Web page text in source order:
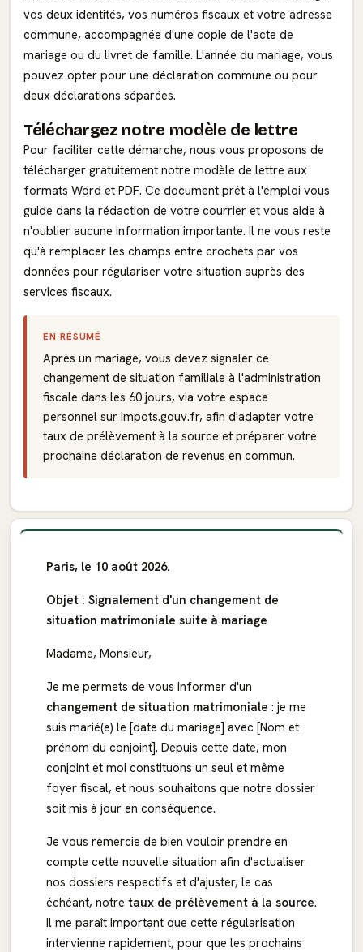
vos deux identités, vos numéros fiscaux et votre adresse
commune, accompagnée d'une copie de l'acte de
mariage ou du livret de famille. L'année du mariage, vous
pouvez opter pour une déclaration commune ou pour
deux déclarations séparées.
Téléchargez notre modèle de lettre
Pour faciliter cette démarche, nous vous proposons de
télécharger gratuitement notre modèle de lettre aux
formats Word et PDF. Ce document prêt à l'emploi vous
guide dans la rédaction de votre courrier et vous aide à
n'oublier aucune information importante. Il ne vous reste
qu'à remplacer les champs entre crochets par vos
données pour régulariser votre situation auprès des
services fiscaux.
EN RÉSUMÉ
Après un mariage, vous devez signaler ce
changement de situation familiale à l'administration
fiscale dans les 60 jours, via votre espace
personnel sur impots.gouv.fr, afin d'adapter votre
taux de prélèvement à la source et préparer votre
prochaine déclaration de revenus en commun.
Paris, le 10 août 2026.
Objet : Signalement d'un changement de
situation matrimoniale suite à mariage
Madame, Monsieur,
Je me permets de vous informer d'un
changement de situation matrimoniale : je me
suis marié(e) le [date du mariage] avec [Nom et
prénom du conjoint]. Depuis cette date, mon
conjoint et moi constituons un seul et même
foyer fiscal, et nous souhaitons que notre dossier
soit mis à jour en conséquence.
Je vous remercie de bien vouloir prendre en
compte cette nouvelle situation afin d'actualiser
nos dossiers respectifs et d'ajuster, le cas
échéant, notre taux de prélèvement à la source.
Il me paraît important que cette régularisation
intervienne rapidement, pour que les prochains